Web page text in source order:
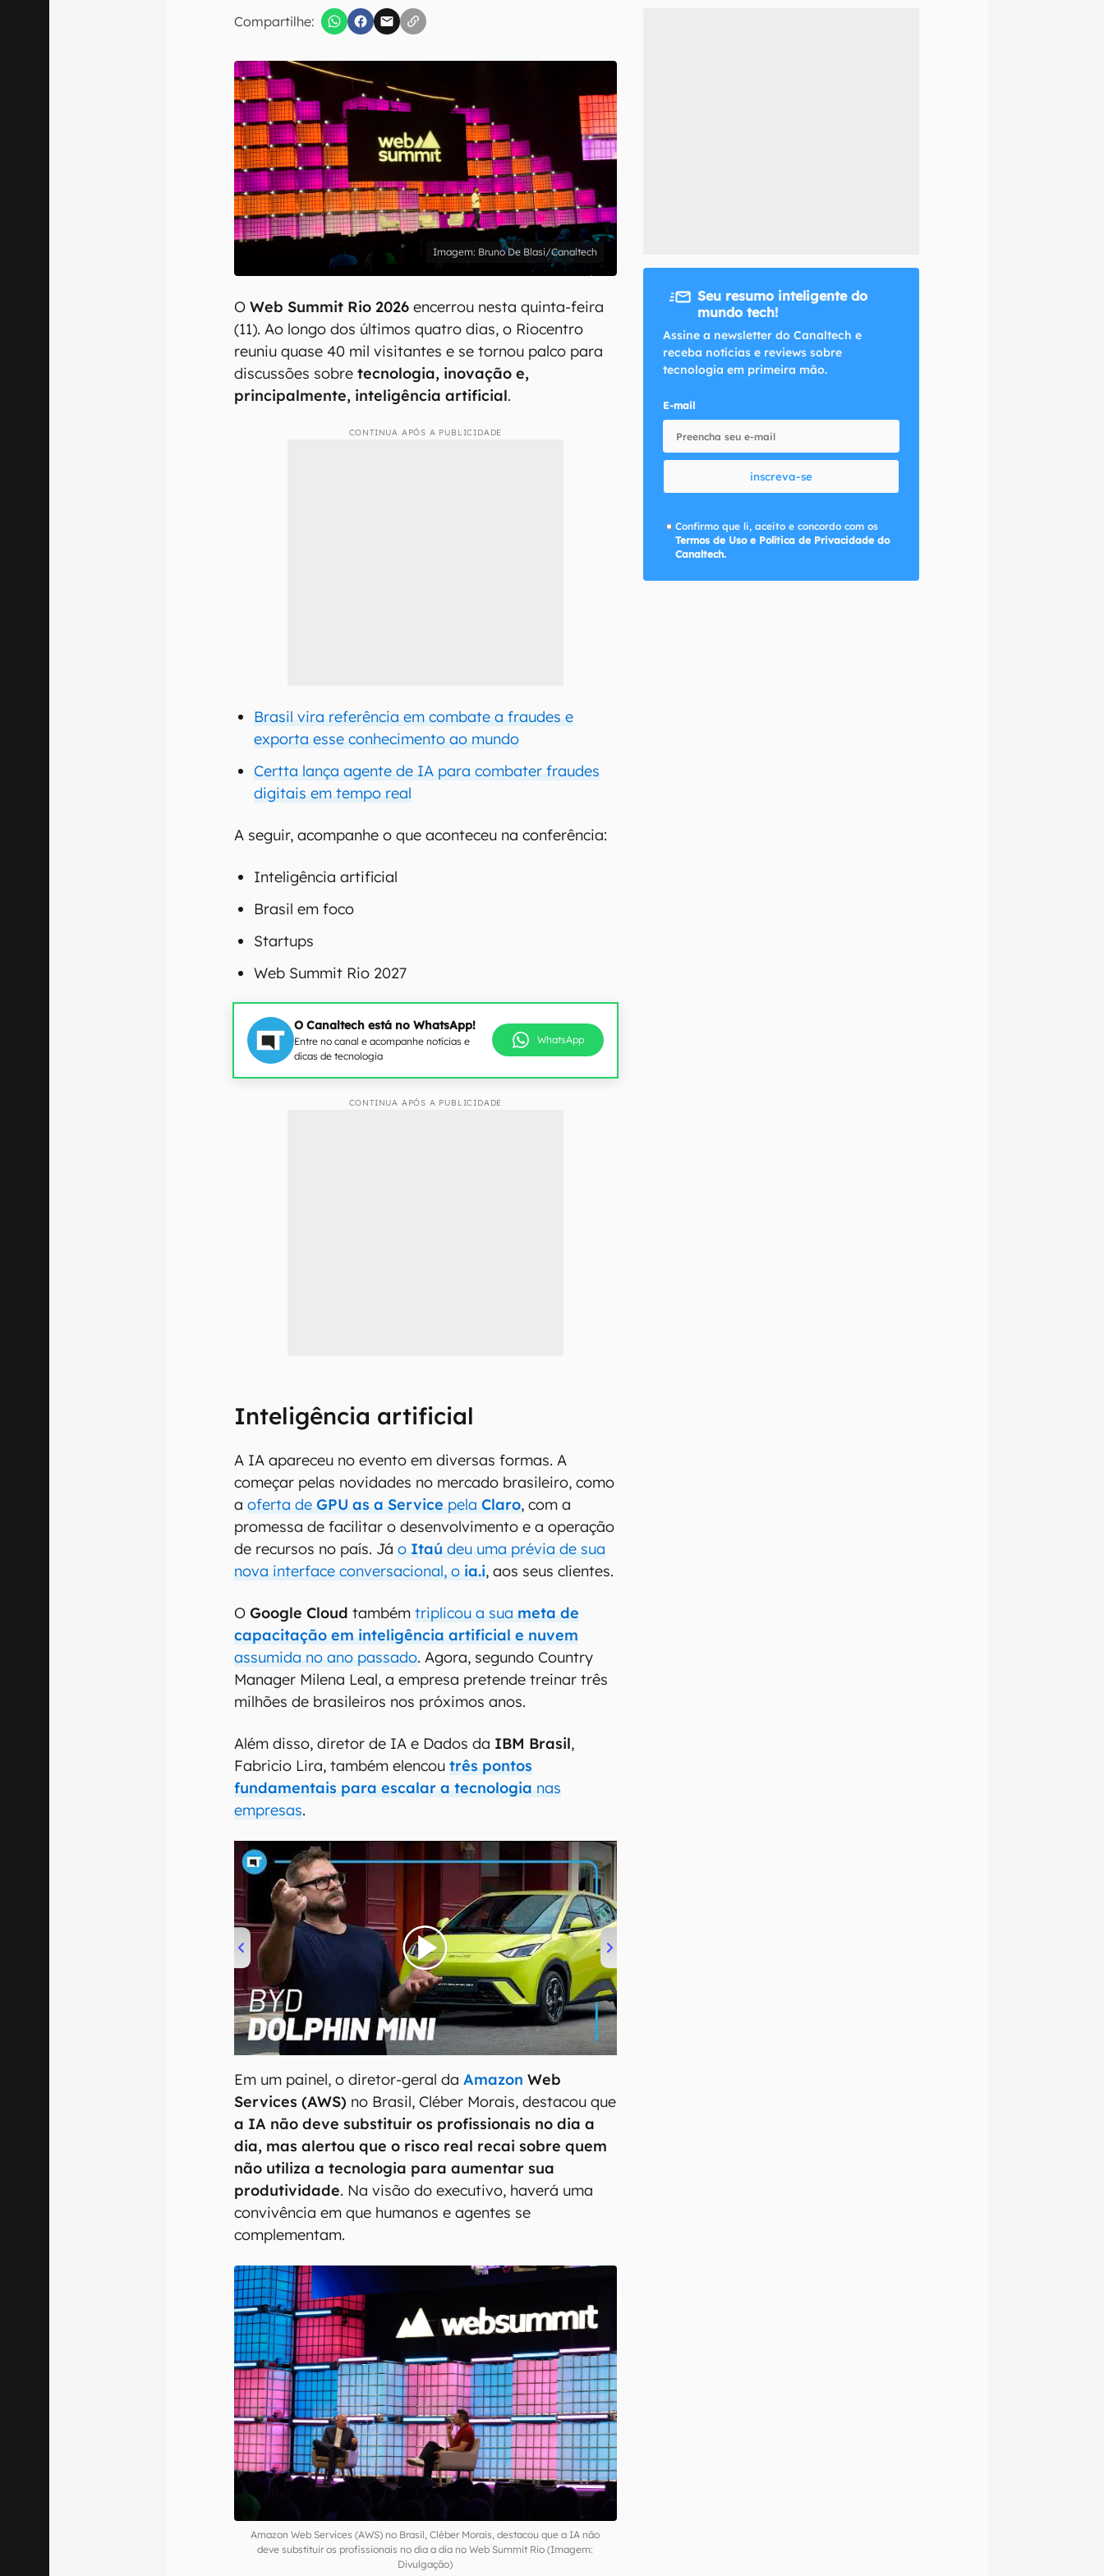
Compartilhe:
Confirmo que li, aceito e concordo com os Termos de Uso e Política de Privacidade do Canaltech.
Bruno De Blasi/Canaltech
OWeb Summit Rio 2026 encerrou nesta quinta-feira
(11). Ao longo dos últimos quatro dias, o Riocentro
reuniu quase 40 mil visitantes e se tornou palco para
discussões sobretecnologia, inovação e,
principalmente, inteligência artificial.
CONTINUA APÓS A PUBLICIDADE
Brasil vira referência em combate a fraudes e
exporta esse conhecimento ao mundo
Certta lança agente de IA para combater fraudes
digitais em tempo real
A seguir, acompanhe o que aconteceu na conferência:
Inteligência artificial
Brasil em foco
Startups
Web Summit Rio 2027
O Canaltech está no WhatsApp!
Entre no canal e acompanhe notícias e
dicas de tecnologia
WhatsApp
CONTINUA APÓS A PUBLICIDADE
Inteligência artificial
A IA apareceu no evento em diversas formas. A
começar pelas novidades no mercado brasileiro, como
aoferta deGPU as a Service pelaClaro, com a
promessa de facilitar o desenvolvimento e a operação
de recursos no país. Jáo Itaú deu uma prévia de sua
nova interface conversacional, o ia.i, aos seus clientes.
OGoogle Cloud tambémtriplicou a sua meta de
capacitação em inteligência artificial e nuvem
assumida no ano passado. Agora, segundo Country
Manager Milena Leal, a empresa pretende treinar três
milhões de brasileiros nos próximos anos.
Além disso, diretor de IA e Dados da IBM Brasil,
Fabricio Lira, também elencoutrês pontos
fundamentais para escalar a tecnologia nas
empresas.
00:00/04:07
Em um painel, o diretor-geral daAmazon Web
Services (AWS) no Brasil, Cléber Morais, destacou que
a IA não deve substituir os profissionais no dia a
dia, mas alertou que o risco real recai sobre quem
não utiliza a tecnologia para aumentar sua
produtividade. Na visão do executivo, haverá uma
convivência em que humanos e agentes se
complementam.
Amazon Web Services (AWS) no Brasil, Cléber Morais, destacou que a IA não
deve substituir os profissionais no dia a dia no Web Summit Rio (Imagem:
Divulgação)
Seu resumo inteligente do
mundo tech!
Assine a newsletter do Canaltech e
receba notícias e reviews sobre
tecnologia em primeira mão.
E-mail
inscreva-se
Confirmo que li, aceito e concordo com os
Termos de Uso e Política de Privacidade do
Canaltech.